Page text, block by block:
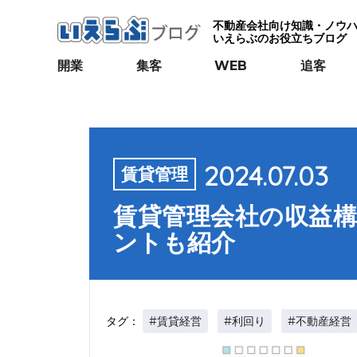
不動産会社向け知識・ノウ
いえらぶのお役立ちブログ
開業 集客 WEB 追客
賃貸管理 2024.07.03
賃貸管理会社の収益
ントも紹介
タグ： #賃貸経営 #利回り #不動産経営